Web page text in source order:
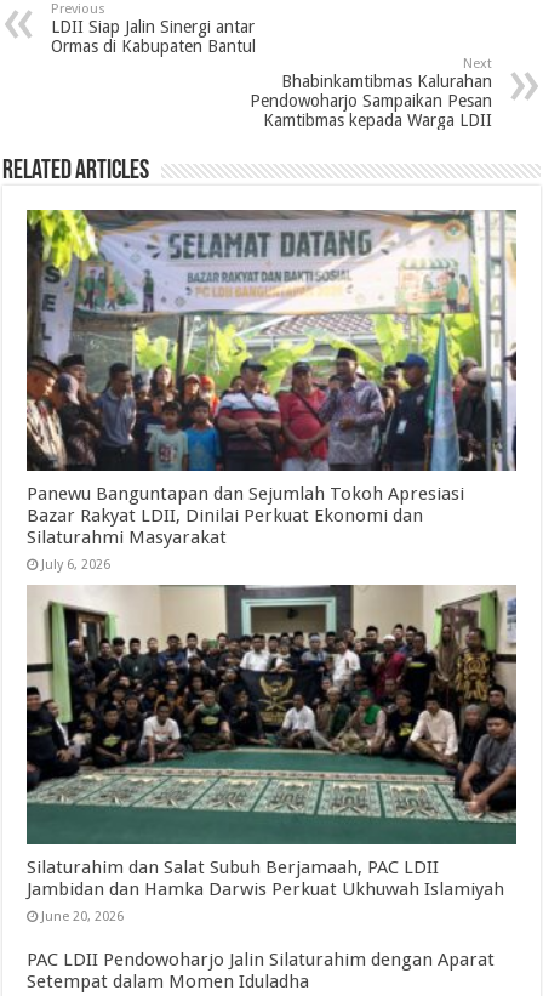
Previous
LDII Siap Jalin Sinergi antar
Ormas di Kabupaten Bantul
Next
Bhabinkamtibmas Kalurahan
Pendowoharjo Sampaikan Pesan
Kamtibmas kepada Warga LDII
Related Articles
Panewu Banguntapan dan Sejumlah Tokoh Apresiasi
Bazar Rakyat LDII, Dinilai Perkuat Ekonomi dan
Silaturahmi Masyarakat
July 6, 2026
Silaturahim dan Salat Subuh Berjamaah, PAC LDII
Jambidan dan Hamka Darwis Perkuat Ukhuwah Islamiyah
June 20, 2026
PAC LDII Pendowoharjo Jalin Silaturahim dengan Aparat
Setempat dalam Momen Iduladha